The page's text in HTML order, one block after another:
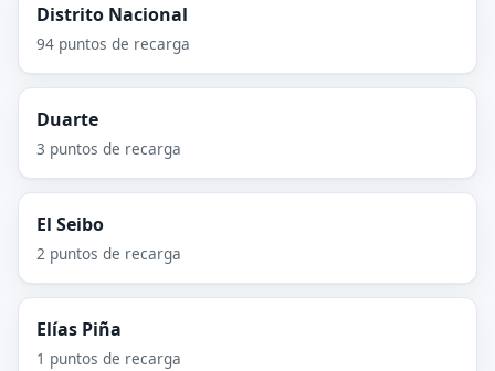
Distrito Nacional
94 puntos de recarga
Duarte
3 puntos de recarga
El Seibo
2 puntos de recarga
Elías Piña
1 puntos de recarga